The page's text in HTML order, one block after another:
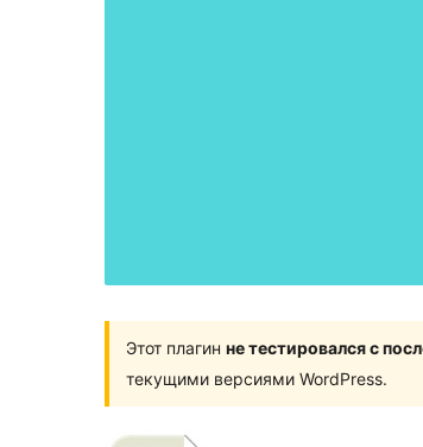
Этот плагин не тестировался с
текущими версиями WordPress.